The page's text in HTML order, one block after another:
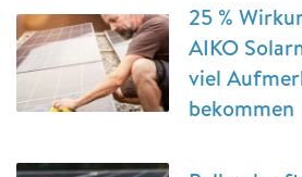
25 %
AIKO
viel
bekommen